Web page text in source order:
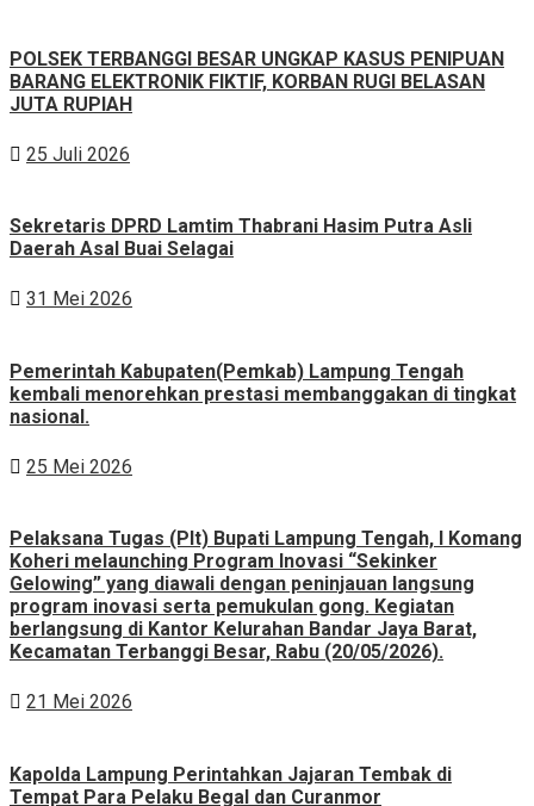
POLSEK TERBANGGI BESAR UNGKAP KASUS PENIPUAN
BARANG ELEKTRONIK FIKTIF, KORBAN RUGI BELASAN
JUTA RUPIAH
25 Juli 2026
Sekretaris DPRD Lamtim Thabrani Hasim Putra Asli
Daerah Asal Buai Selagai
31 Mei 2026
Pemerintah Kabupaten(Pemkab) Lampung Tengah
kembali menorehkan prestasi membanggakan di tingkat
nasional.
25 Mei 2026
Pelaksana Tugas (Plt) Bupati Lampung Tengah, I Komang
Koheri melaunching Program Inovasi “Sekinker
Gelowing” yang diawali dengan peninjauan langsung
program inovasi serta pemukulan gong. Kegiatan
berlangsung di Kantor Kelurahan Bandar Jaya Barat,
Kecamatan Terbanggi Besar, Rabu (20/05/2026).
21 Mei 2026
Kapolda Lampung Perintahkan Jajaran Tembak di
Tempat Para Pelaku Begal dan Curanmor